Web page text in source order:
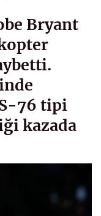
Bryant
76 tipi
kazada